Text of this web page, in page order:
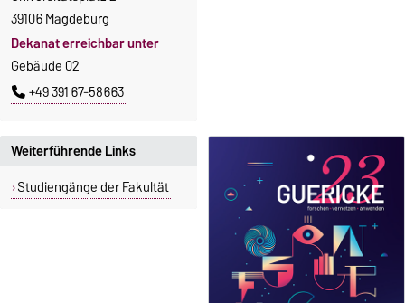
39106 Magdeburg
Dekanat erreichbar unter
Gebäude 02
+49 391 67-58663
Weiterführende Links
Studiengänge der Fakultät